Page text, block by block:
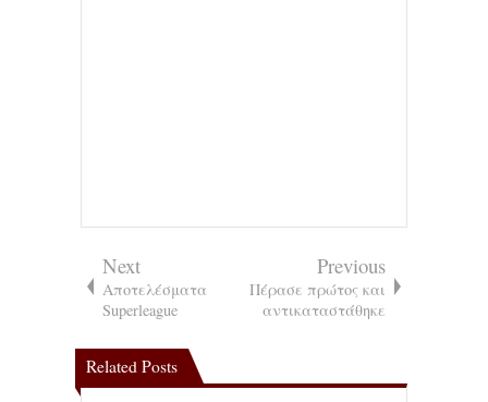
Next
Αποτελέσματα
Superleague
Previous
Πέρασε πρώτος και
αντικαταστάθηκε
Related Posts